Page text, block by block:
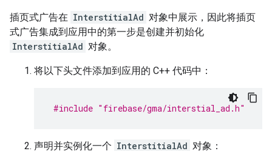
插页式广告在 InterstitialAd 对象中展示，因此将插页
式广告集成到应用中的第一步是创建并初始化
InterstitialAd 对象。
将以下头文件添加到应用的 C++ 代码中：
#include "firebase/gma/interstial_ad.h"
声明并实例化一个 InterstitialAd 对象：